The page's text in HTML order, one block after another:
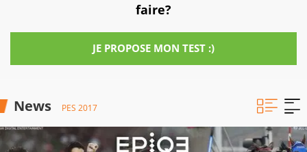
faire?
JE PROPOSE MON TEST :)
News PES 2017